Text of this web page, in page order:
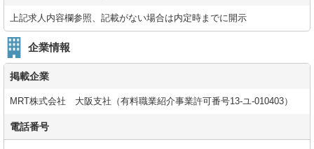
上記求人内容欄参照、記載がない場合は内定時までに開示
企業情報
掲載企業
MRT株式会社 大阪支社（有料職業紹介事業許可番号13-ユ-010403）
電話番号